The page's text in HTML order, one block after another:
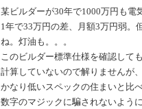
某ビルダーが30年で1000万円も電
1年で33万円の差、月額3万円弱。
ね。灯油も。。。
このビルダー標準仕様を確認して
計算していないので解りませんが
かなり低いスペックの住まいと比
数字のマジックに騙されないよう